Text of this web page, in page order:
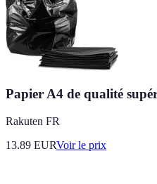
Papier A4 de qualité
Rakuten FR
13.89 EURVoir le prix